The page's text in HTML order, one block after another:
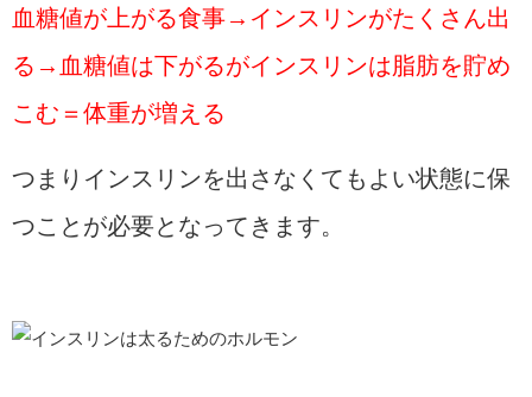
血糖値が上がる食事→インスリンがたくさん出
る→血糖値は下がるがインスリンは脂肪を貯め
こむ＝体重が増える
つまりインスリンを出さなくてもよい状態に保
つことが必要となってきます。